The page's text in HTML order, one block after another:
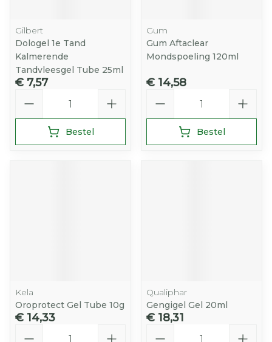
Gilbert
Dologel 1e Tand
Kalmerende
Tandvleesgel Tube 25ml
€ 7,57
Bestel
Gum
Gum Aftaclear
Mondspoeling 120ml
€ 14,58
Bestel
Kela
Oroprotect Gel Tube 10g
€ 14,33
Qualiphar
Gengigel Gel 20ml
€ 18,31